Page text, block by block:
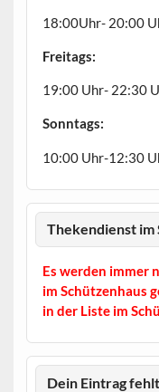
18:00Uhr- 20:00
Freitags:
19:00 Uhr- 22:30
Sonntags:
10:00 Uhr-12:30
Thekendienst im
Es werden immer
im Schützenhaus
in der Liste im
Dein Eintrag